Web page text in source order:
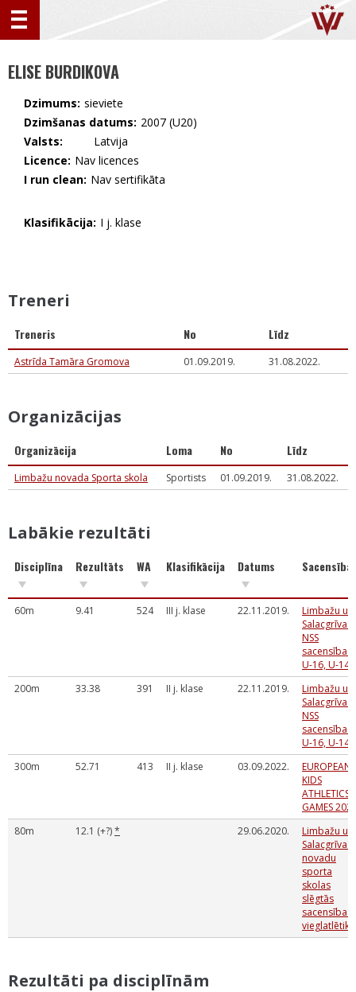
ELISE BURDIKOVA
Dzimums: sieviete
Dzimšanas datums: 2007 (U20)
Valsts:
🇱🇻 Latvija
Licence: Nav licences
I run clean: Nav sertifikāta
Klasifikācija: I j. klase
Treneri
Treneris No Līdz
Astrīda Tamāra Gromova 01.09.2019. 31.08.2022.
Organizācijas
Organizācija Loma No Līdz
Limbažu novada Sporta skola Sportists 01.09.2019. 31.08.2022.
Labākie rezultāti
Disciplīna Rezultāts WA Klasifikācija Datums
60m 9.41 524 III j. klase 22.11.2019.
Limbažu un
Salacgrīvas
NSS
sacensības
U-16, U-14
200m
33.38 391 II j. klase 22.11.2019.
Limbažu un
Salacgrīvas
NSS
sacensības
U-16, U-14
300m
52.71 413 II j. klase 03.09.2022.
EUROPEAN
KIDS
ATHLETICS
GAMES
80m
12.1 (+?)* 29.06.2020.
Limbažu un
Salacgrīvas
novadu
sporta
skolas
slēgtās
sacensības
vieglatlētikā
Rezultāti pa disciplīnām